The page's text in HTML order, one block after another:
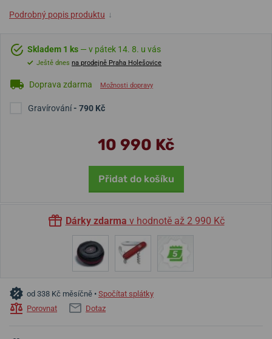
Podrobný popis produktu ↓
Skladem 1 ks — v pátek 14. 8. u vás
Ještě dnes na prodejně Praha Holešovice
Doprava zdarma Možnosti dopravy
Gravírování- 790 Kč
10 990 Kč
Přidat do košíku
Dárky zdarma v hodnotě až 2 990 Kč
od 338 Kč měsíčně • Spočítat splátky
Porovnat
Dotaz